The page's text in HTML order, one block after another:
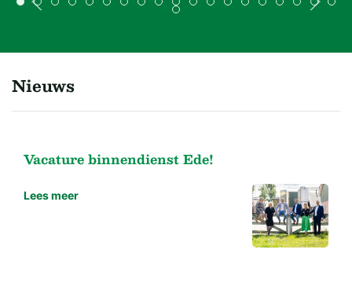
Nieuws
Vacature binnendienst Ede!
Lees meer